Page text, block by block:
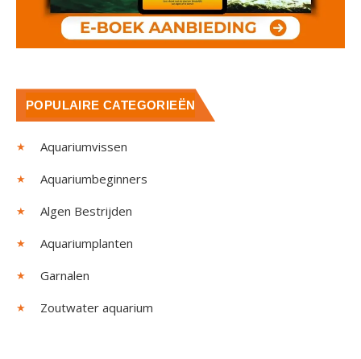
POPULAIRE CATEGORIEËN
Aquariumvissen
Aquariumbeginners
Algen Bestrijden
Aquariumplanten
Garnalen
Zoutwater aquarium